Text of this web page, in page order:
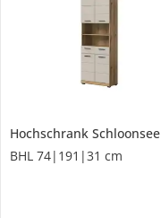
Hochschrank Schloonsee
BHL 74|191|31 cm